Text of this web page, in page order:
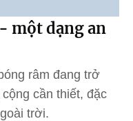
một dạng an
râm đang trở
cần thiết, đặc
trời.